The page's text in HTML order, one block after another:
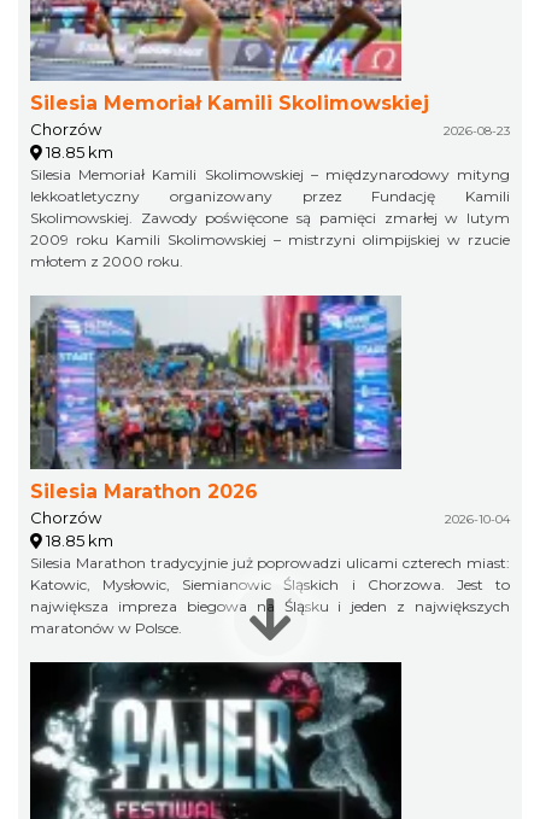
Silesia Memoriał Kamili Skolimowskiej
Chorzów 2026-08-23
18.85 km
Silesia Memoriał Kamili Skolimowskiej – międzynarodowy mityng
lekkoatletyczny organizowany przez Fundację Kamili
Skolimowskiej. Zawody poświęcone są pamięci zmarłej w lutym
2009 roku Kamili Skolimowskiej – mistrzyni olimpijskiej w rzucie
młotem z 2000 roku.
Silesia Marathon 2026
Chorzów 2026-10-04
18.85 km
Silesia Marathon tradycyjnie już poprowadzi ulicami czterech miast:
Katowic, Mysłowic, Siemianowic Śląskich i Chorzowa. Jest to
największa impreza biegowa na Śląsku i jeden z największych
maratonów w Polsce.